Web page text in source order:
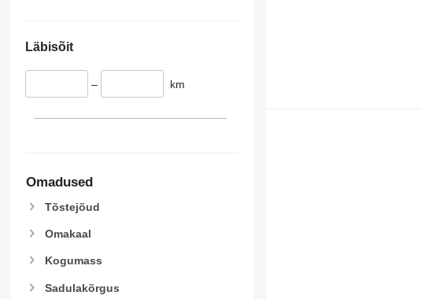
Läbisõit
– km
Omadused
Tõstejõud
Omakaal
Kogumass
Sadulakõrgus